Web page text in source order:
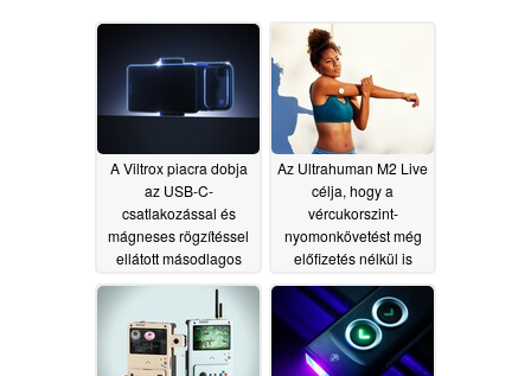
A Viltrox piacra dobja
az USB-C-
csatlakozással és
mágneses rögzítéssel
ellátott másodlagos
07/30/2026
Az Ultrahuman M2 Live
célja, hogy a
vércukorszint-
nyomonkövetést még
előfizetés nélkül is
06/19/2026